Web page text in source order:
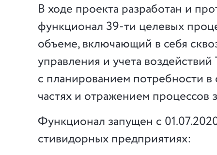
В ходе проекта разработан и
функционал 39-ти целевых
объеме, включающий в себя
управления и учета
с планированием потребности
частях и отражением процессов
Функционал запущен с
стивидорных предприятиях: